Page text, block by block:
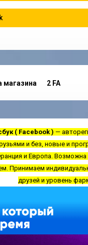
магазина 2 FA
( Facebook ) —
и без, новые и
и Европа.
Принимаем
друзей и уровень